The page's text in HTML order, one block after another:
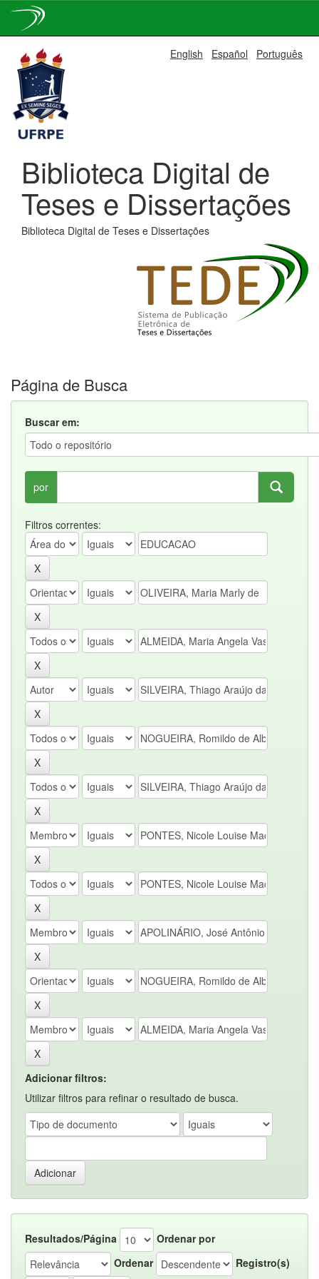
navigation
English Español Português
Biblioteca Digital de
Teses e Dissertações
Biblioteca Digital de Teses e Dissertações
Página de Busca
Buscar em:
por
Filtros correntes:
Adicionar filtros:
Utilizar filtros para refinar o resultado de busca.
Resultados/Página
Ordenar por
Ordenar
Registro(s)